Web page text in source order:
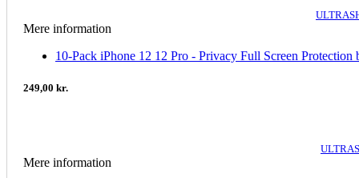
Mere information
10-Pack iPhone 12 12 Pro - Privacy Full Screen Protection
249,00 kr.
Mere information